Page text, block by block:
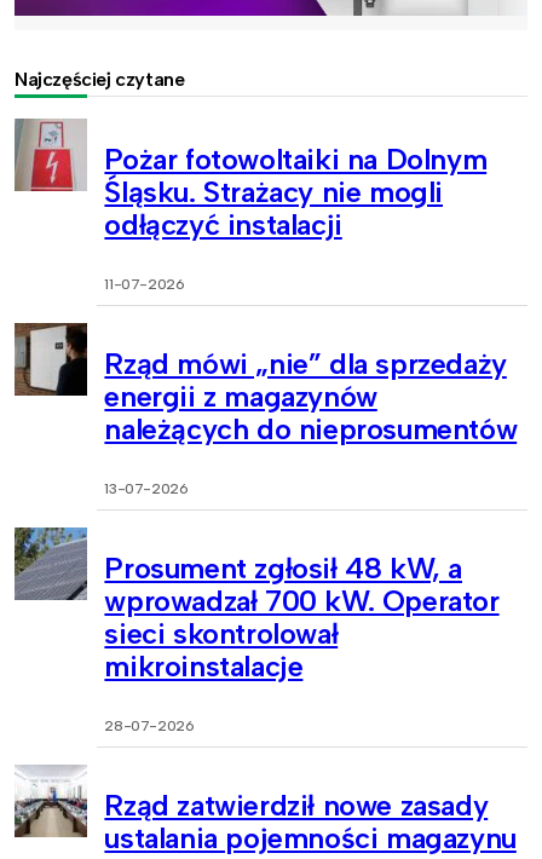
Najczęściej czytane
Pożar fotowoltaiki na Dolnym
Śląsku. Strażacy nie mogli
odłączyć instalacji
11-07-2026
Rząd mówi „nie” dla sprzedaży
energii z magazynów
należących do nieprosumentów
13-07-2026
Prosument zgłosił 48 kW, a
wprowadzał 700 kW. Operator
sieci skontrolował
mikroinstalacje
28-07-2026
Rząd zatwierdził nowe zasady
ustalania pojemności magazynu